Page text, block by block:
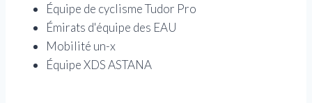
Équipe de cyclisme Tudor Pro
Émirats d'équipe des EAU
Mobilité un-x
Équipe XDS ASTANA